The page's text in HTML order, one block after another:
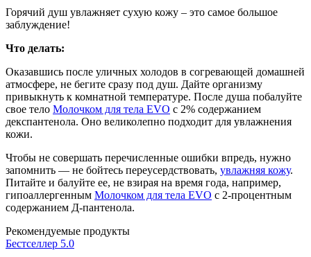
Горячий душ увлажняет сухую кожу – это самое большое
заблуждение!
Что делать:
Оказавшись после уличных холодов в согревающей домашней
атмосфере, не бегите сразу под душ. Дайте организму
привыкнуть к комнатной температуре. После душа побалуйте
свое тело Молочком для тела EVО с 2% содержанием
декспантенола. Оно великолепно подходит для увлажнения
кожи.
Чтобы не совершать перечисленные ошибки впредь, нужно
запомнить — не бойтесь переусердствовать, увлажняя кожу.
Питайте и балуйте ее, не взирая на время года, например,
гипоаллергенным Молочком для тела EVO с 2-процентным
содержанием Д-пантенола.
Рекомендуемые продукты
Бестселлер 5.0